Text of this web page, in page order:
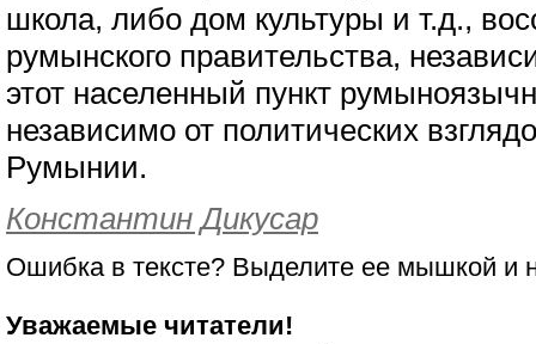
школа, либо дом культуры и т.д.,
румынского правительства,
этот населенный пункт
независимо от политических
Румынии.
Константин Дикусар
Ошибка в тексте? Выделите ее мышкой и
Уважаемые читатели!